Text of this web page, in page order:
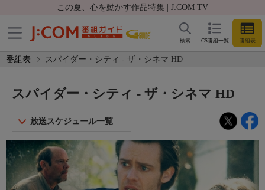
この夏、心を動かす作品特集 | J:COM TV
CS番組一覧 番組表
検索
番組表 スパイダー・シティ - ザ・シネマ HD
スパイダー・シティ - ザ・シネマ HD
放送スケジュール一覧